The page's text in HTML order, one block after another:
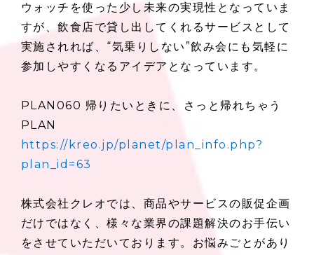
ウォッチを使った少し未来の実現性となっていま
すが、飲食店で貸し出してくれるサービスとして
実施されれば、“気乗りしない”飲み会にも気軽に
参加しやすくなるアイデアとなっています。
PLAN060 帰りたいときに、さっと帰れちゃう
PLAN
https://kreo.jp/planet/plan_info.php?
plan_id=63
株式会社クレオでは、商品やサービスの販促企画
だけではなく、様々な業界の課題解決のお手伝い
をさせていただいております。お悩みごとがあり